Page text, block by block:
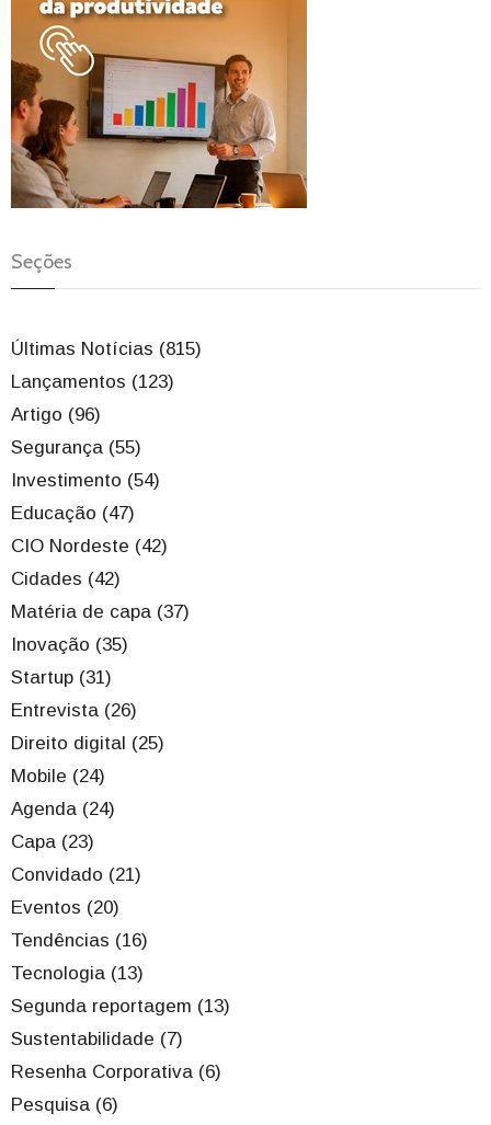
Seções
Últimas Notícias (815)
Lançamentos (123)
Artigo (96)
Segurança (55)
Investimento (54)
Educação (47)
CIO Nordeste (42)
Cidades (42)
Matéria de capa (37)
Inovação (35)
Startup (31)
Entrevista (26)
Direito digital (25)
Mobile (24)
Agenda (24)
Capa (23)
Convidado (21)
Eventos (20)
Tendências (16)
Tecnologia (13)
Segunda reportagem (13)
Sustentabilidade (7)
Resenha Corporativa (6)
Pesquisa (6)